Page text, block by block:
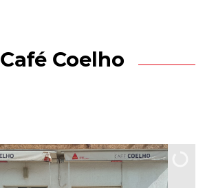
Café Coelho